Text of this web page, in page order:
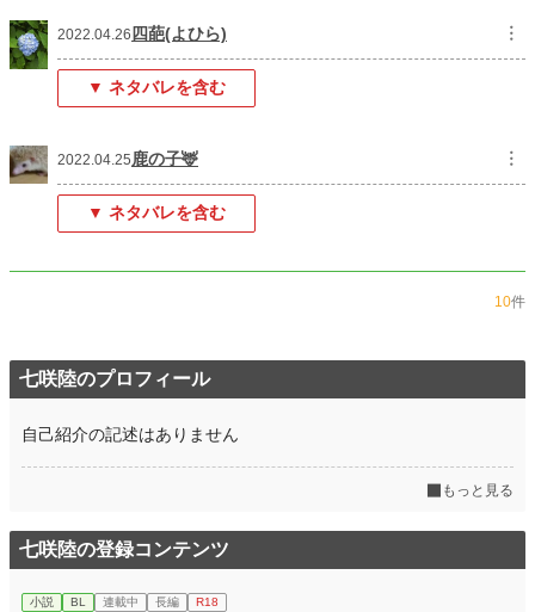
2022.04.26 四葩(よひら) ︙
▼ ネタバレを含む
2022.04.25鹿の子🦌 ︙
▼ ネタバレを含む
10件
七咲陸のプロフィール
自己紹介の記述はありません
もっと見る
七咲陸の登録コンテンツ
小説 BL 連載中 長編 R18